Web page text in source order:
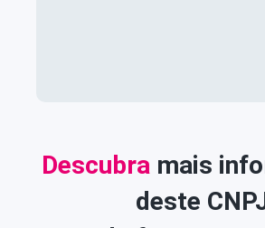
Descubra mais
deste